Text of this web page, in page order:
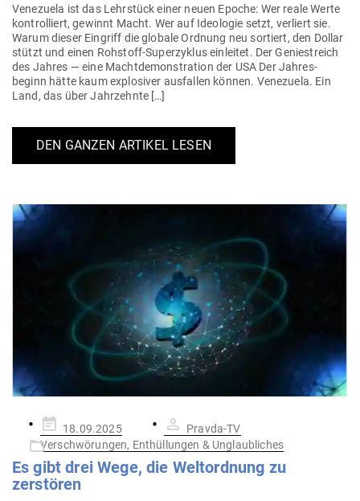
Vene­zuela ist das Lehr­stück einer neuen Epoche: Wer reale Werte
kon­trol­liert, gewinnt Macht. Wer auf Ideo­logie setzt, ver­liert sie.
Warum dieser Ein­griff die globale Ordnung neu sor­tiert, den Dollar
stützt und einen Roh­­stoff-Super­­zyklus ein­leitet. Der Genie­streich
des Jahres — eine Macht­de­mons­tration der USA Der Jah­res­
beginn hätte kaum explo­siver aus­fallen können. Vene­zuela. Ein
Land, das über Jahrzehnte […]
DEN GANZEN ARTIKEL LESEN
Gepostet
am
18.09.2025
Pravda-TV
Verschwörungen, Enthüllungen & Unglaubliches
Es gibt drei Wege, die Welt­ordnung zu
zerstören